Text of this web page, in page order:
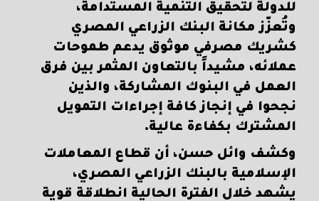
للدولة لتحقيق التنمية المستدامة،
وتُعزّز مكانة البنك الزراعي المصري
كشريك مصرفي موثوق يدعم طموحات
عملائه، مشيداً بالتعاون المثمر بين فرق
العمل في البنوك المشاركة، والذين
نجحوا في إنجاز كافة إجراءات التمويل
المشترك بكفاءة عالية.
وكشف وائل حسن، أن قطاع المعاملات
الإسلامية بالبنك الزراعي المصري،
يشهد خلال الفترة الحالية انطلاقة قوية